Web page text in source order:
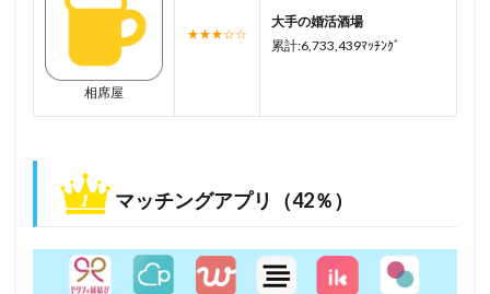
相席屋
★★★☆☆
大手の婚活酒場
累計:6,733,439ﾏｯﾁﾝｸﾞ
マッチングアプリ（42％）